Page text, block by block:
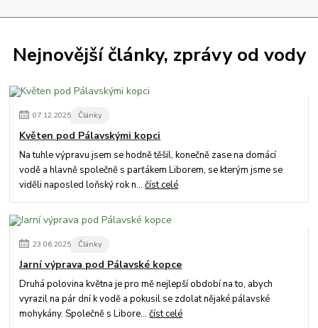
Nejnovější články, zprávy od vody
07.12.2025 Články
Květen pod Pálavskými kopci
Na tuhle výpravu jsem se hodně těšil, konečně zase na domácí
vodě a hlavně společně s parťákem Liborem, se kterým jsme se
viděli naposled loňský rok n...číst celé
23.06.2025 Články
Jarní výprava pod Pálavské kopce
Druhá polovina května je pro mě nejlepší období na to, abych
vyrazil na pár dní k vodě a pokusil se zdolat nějaké pálavské
mohykány. Společně s Libore...číst celé